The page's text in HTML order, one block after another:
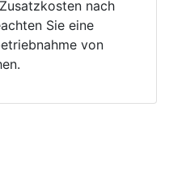
nach
Sie eine
von